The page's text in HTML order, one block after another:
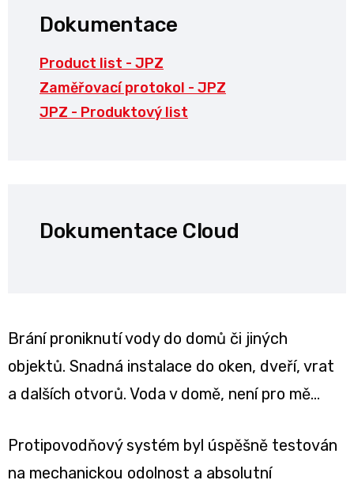
Dokumentace
Product list - JPZ
Zaměřovací protokol - JPZ
JPZ - Produktový list
Dokumentace Cloud
Brání proniknutí vody do domů či jiných
objektů. Snadná instalace do oken, dveří, vrat
a dalších otvorů. Voda v domě, není pro mě...
Protipovodňový systém byl úspěšně testován
na mechanickou odolnost a absolutní